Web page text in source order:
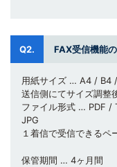
Q2. FAX受信機能
用紙サイズ … A4 / B4
送信側にてサイズ調整
ファイル形式 … PDF /
JPG
１着信で受信できる
保管期間 … 4ヶ月間